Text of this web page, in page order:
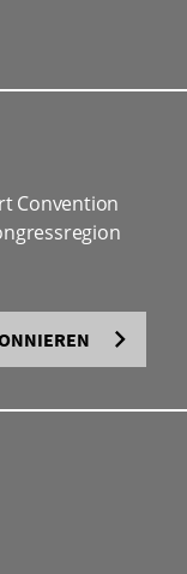
Convention